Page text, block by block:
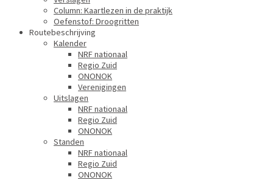
Column: Kaartlezen in de praktijk
Oefenstof: Droogritten
Routebeschrijving
Kalender
NRF nationaal
Regio Zuid
ONONOK
Verenigingen
Uitslagen
NRF nationaal
Regio Zuid
ONONOK
Standen
NRF nationaal
Regio Zuid
ONONOK